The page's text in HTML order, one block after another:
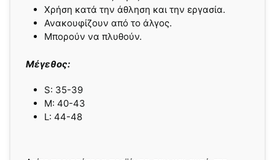
Χρήση κατά την άθληση και την εργασία.
Ανακουφίζουν από το άλγος.
Μπορούν να πλυθούν.
Μέγεθος:
S: 35-39
M: 40-43
L: 44-48